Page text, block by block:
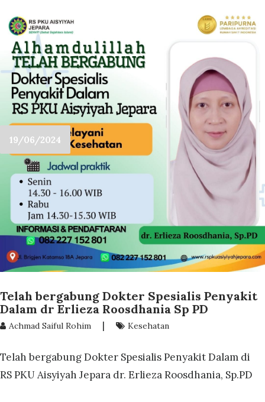
19/06/2024
Telah bergabung Dokter Spesialis Penyakit
Dalam dr Erlieza Roosdhania Sp PD
Achmad Saiful Rohim | Kesehatan
Telah bergabung Dokter Spesialis Penyakit Dalam di
RS PKU Aisyiyah Jepara dr. Erlieza Roosdhania, Sp.PD